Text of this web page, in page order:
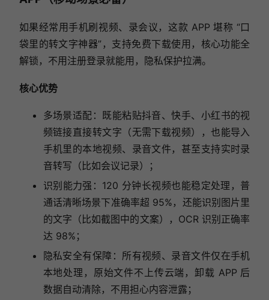
如果经常用手机刷视频、录会议，这款 APP 堪称 “口
袋里的转文字神器”，支持免费下载使用，核心功能全
解锁，不用注册登录就能用，隐私保护拉满。
核心优势
多场景适配：既能粘贴抖音、快手、小红书的视
频链接直接转文字（无需下载视频），也能导入
手机里的本地视频、录音文件，甚至支持实时录
音转写（比如会议记录）；
识别能力强：120 分钟长视频也能稳定处理，普
通话清晰场景下准确率超 95%，还能识别图片里
的文字（比如截图中的文案），OCR 识别正确率
达 98%；
隐私安全有保障：所有视频、录音文件仅在手机
本地处理，原始文件不上传云端，卸载 APP 后
数据自动清除，不用担心内容泄露；